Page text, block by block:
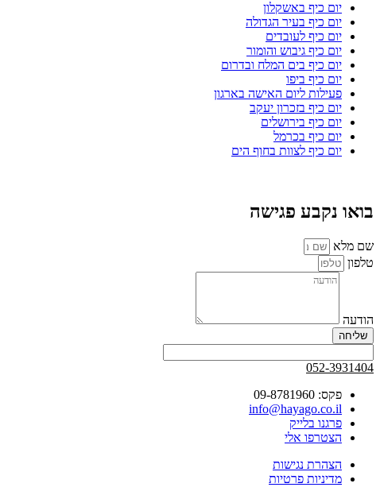
יום כיף באשקלון
יום כיף בעיר הגדולה
יום כיף לעובדים
יום כיף גיבוש והומור
יום כיף בים המלח ובדרום
יום כיף ביפו
פעילות ליום האישה בארגון
יום כיף בזכרון יעקב
יום כיף בירושלים
יום כיף בכרמל
יום כיף לצוות בחוף הים
בואו נקבע פגישה
שם מלא
טלפון
הודעה
שליחה
052-3931404
פקס: 09-8781960
info@hayago.co.il
פרגנו בלייק
הצטרפו אלי
הצהרת נגישות
מדיניות פרטיות